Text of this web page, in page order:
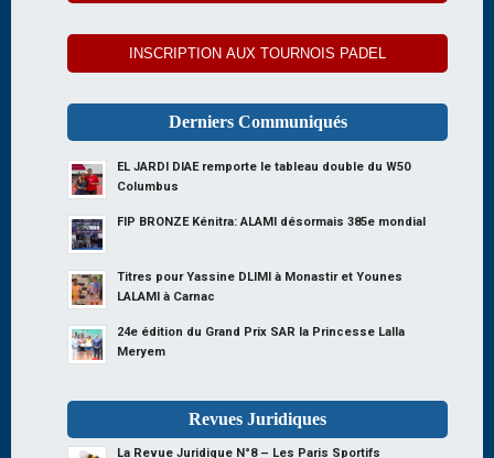
INSCRIPTION AUX TOURNOIS PADEL
Derniers Communiqués
EL JARDI DIAE remporte le tableau double du W50
Columbus
FIP BRONZE Kénitra: ALAMI désormais 385e mondial
Titres pour Yassine DLIMI à Monastir et Younes
LALAMI à Carnac
24e édition du Grand Prix SAR la Princesse Lalla
Meryem
Revues Juridiques
La Revue Juridique N°8 – Les Paris Sportifs